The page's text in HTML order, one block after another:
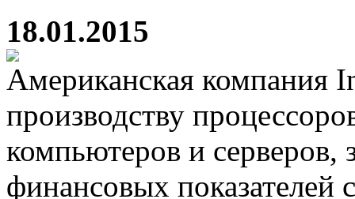
18.01.2015
Американская компания
производству
компьютеров и серверов,
финансовых показателей